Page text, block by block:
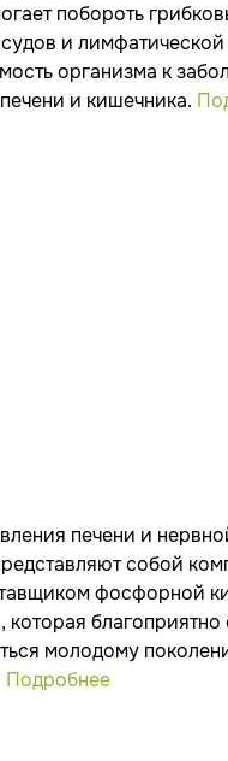
побороть
и
организма к
и кишечника.
печени и
собой
фосфорной
молодому
Подробнее